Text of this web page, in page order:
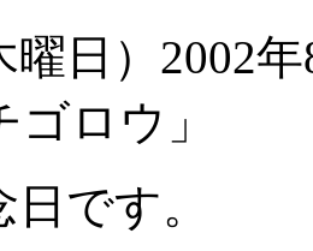
曜日）2002
ロウ」
です。